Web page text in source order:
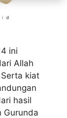
ini
Allah
kiat
hasil
Gurunda